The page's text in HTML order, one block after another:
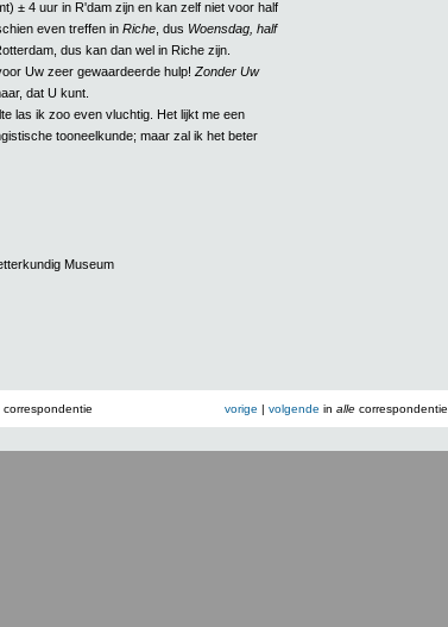
± 4 uur in R'dam zijn en kan zelf niet voor half
even treffen in Riche, dus Woensdag, half
dus kan dan wel in Riche zijn.
Uw zeer gewaardeerde hulp! Zonder Uw
dat U kunt.
las ik zoo even vluchtig. Het lijkt me een
tooneelkunde; maar zal ik het beter
Museum
correspondentie vorige | volgende in allecorrespondentie